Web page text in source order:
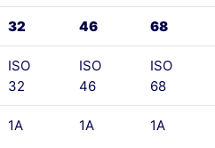
32 46 68
ISO
32
ISO
46
ISO
68
1A 1A 1A